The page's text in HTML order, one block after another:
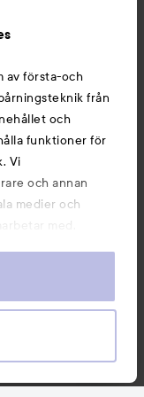
av första-och
från
och
funktioner för
Vi
och annan
medier och
med.
som de har
vår webbplats.
för